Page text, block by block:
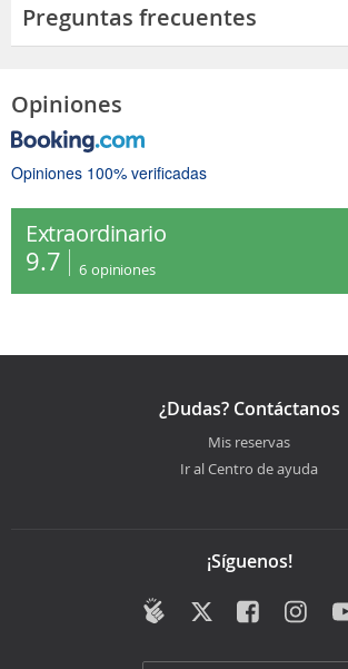
Preguntas frecuentes
Opiniones
Opiniones 100% verificadas
Extraordinario
9.7 6 opiniones
¿Dudas? Contáctanos
Mis reservas
Ir al Centro de ayuda
¡Síguenos!